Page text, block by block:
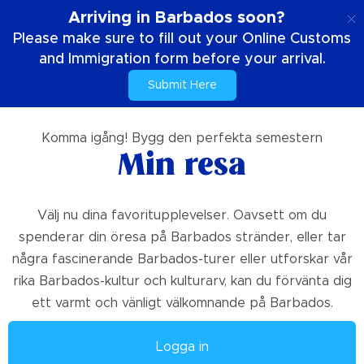
Arriving in Barbados soon?
Please make sure to fill out your Online Customs
and Immigration form before your arrival.
Submit Here
Komma igång! Bygg den perfekta semestern
Min resa
Välj nu dina favoritupplevelser. Oavsett om du
spenderar din öresa på Barbados stränder, eller tar
några fascinerande Barbados-turer eller utforskar vår
rika Barbados-kultur och kulturarv, kan du förvänta dig
ett varmt och vänligt välkomnande på Barbados.
Logga in